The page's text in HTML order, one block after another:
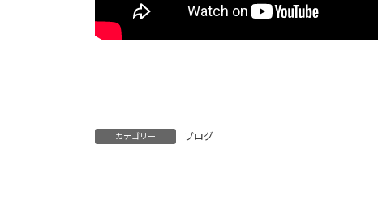
カテゴリー ブログ